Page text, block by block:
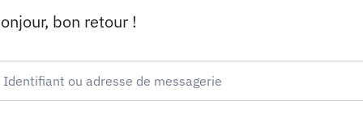
bon retour !